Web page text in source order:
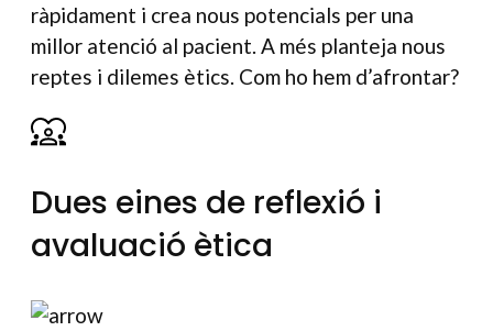
ràpidament i crea nous potencials per una
millor atenció al pacient. A més planteja nous
reptes i dilemes ètics. Com ho hem d’afrontar?
Dues eines de reflexió i
avaluació ètica